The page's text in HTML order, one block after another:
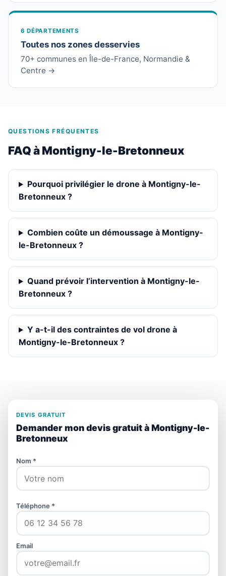
6 DÉPARTEMENTS
Toutes nos zones desservies
70+ communes en Île-de-France, Normandie &
Centre →
QUESTIONS FRÉQUENTES
FAQ à Montigny-le-Bretonneux
Pourquoi privilégier le drone à Montigny-le-
Bretonneux ?
Combien coûte un démoussage à Montigny-
le-Bretonneux ?
Quand prévoir l’intervention à Montigny-le-
Bretonneux ?
Y a-t-il des contraintes de vol drone à
Montigny-le-Bretonneux ?
DEVIS GRATUIT
Demander mon devis gratuit à Montigny-le-
Bretonneux
Nom *
Téléphone *
Email